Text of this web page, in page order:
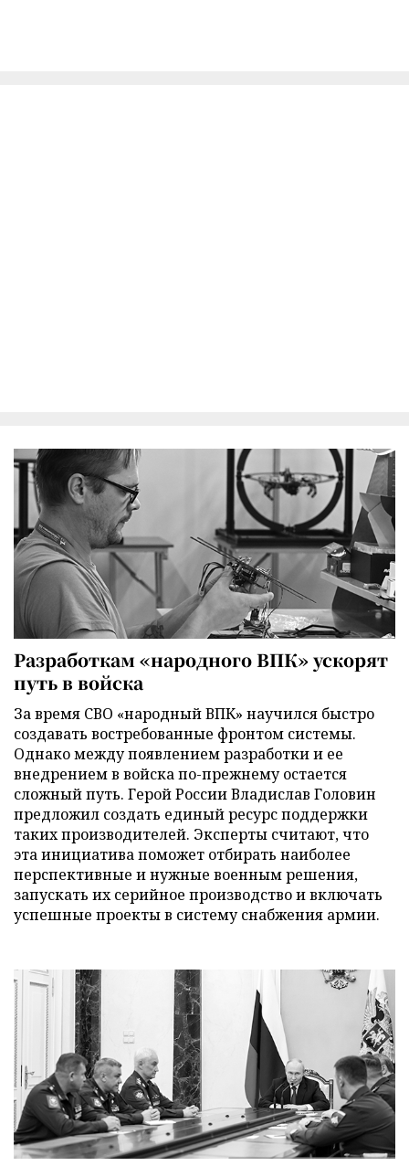
Разработкам «народного ВПК» ускорят
путь в войска
За время СВО «народный ВПК» научился быстро
создавать востребованные фронтом системы.
Однако между появлением разработки и ее
внедрением в войска по-прежнему остается
сложный путь. Герой России Владислав Головин
предложил создать единый ресурс поддержки
таких производителей. Эксперты считают, что
эта инициатива поможет отбирать наиболее
перспективные и нужные военным решения,
запускать их серийное производство и включать
успешные проекты в систему снабжения армии.